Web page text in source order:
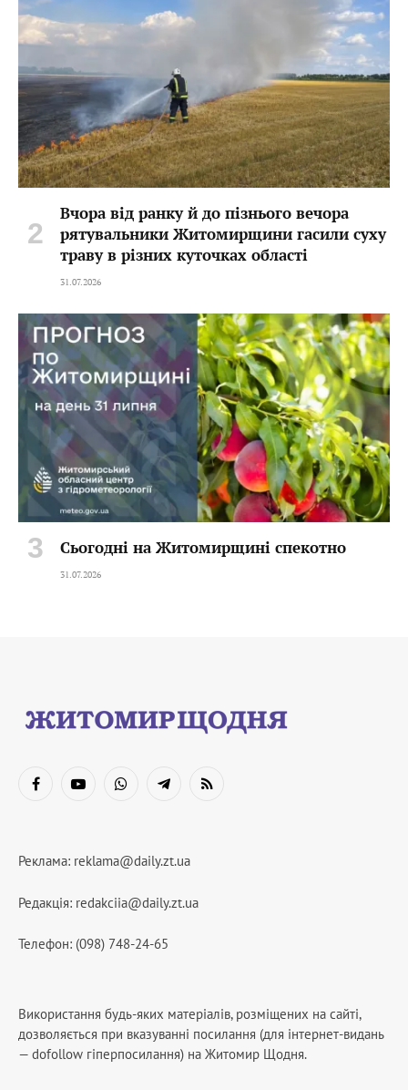
Вчора від ранку й до пізнього вечора
рятувальники Житомирщини гасили суху
траву в різних куточках області
31.07.2026
Сьогодні на Житомирщині спекотно
31.07.2026
FacebookYouTubeWhatsAppTelegramRSS
Реклама: reklama@daily.zt.ua
Редакція: redakciia@daily.zt.ua
Телефон: (098) 748-24-65
Використання будь-яких матеріалів, розміщених на сайті,
дозволяється при вказуванні посилання (для інтернет-видань
— dofollow гіперпосилання) на Житомир Щодня.